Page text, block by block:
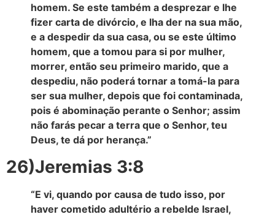
homem. Se este também a desprezar e lhe
fizer carta de divórcio, e lha der na sua mão,
e a despedir da sua casa, ou se este último
homem, que a tomou para si por mulher,
morrer, então seu primeiro marido, que a
despediu, não poderá tornar a tomá-la para
ser sua mulher, depois que foi contaminada,
pois é abominação perante o Senhor; assim
não farás pecar a terra que o Senhor, teu
Deus, te dá por herança.”
26)Jeremias 3:8
“E vi, quando por causa de tudo isso, por
haver cometido adultério a rebelde Israel,